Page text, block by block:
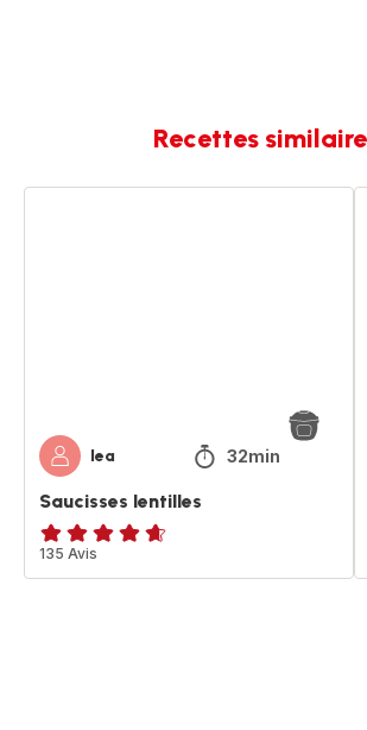
Recettes
lea 32min
Saucisses lentilles
ratings.4.6
135 Avis